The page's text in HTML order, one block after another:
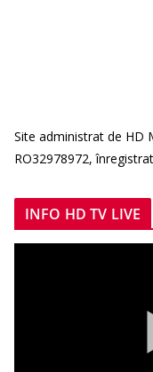
Site administrat de HD
RO32978972,
INFO HD TV LIVE